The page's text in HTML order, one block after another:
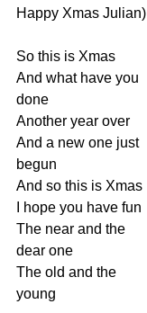
Happy Xmas Julian)
So this is Xmas
And what have you
done
Another year over
And a new one just
begun
And so this is Xmas
hope you have fun
The near and the
dear one
The old and the
young